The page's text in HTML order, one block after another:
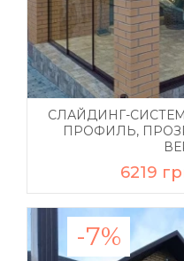
СЛАЙДИНГ-
ПРОФИЛЬ,
6219
-7%